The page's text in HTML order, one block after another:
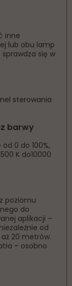
inne
lub obu lamp
się w
sterowania
barwy
0 do 100%,
K do10000
poziomu
do
aplikacji –
od
20 metrów.
– osobno